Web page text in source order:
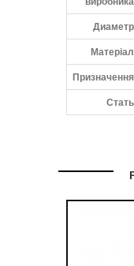
Диаметр
Матеріал
Призначення
Стать